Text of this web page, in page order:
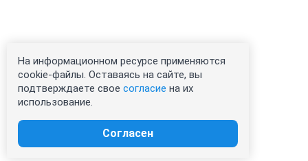
На информационном ресурсе применяются
cookie-файлы. Оставаясь на сайте, вы
подтверждаете свое согласие на их
использование.
Согласен